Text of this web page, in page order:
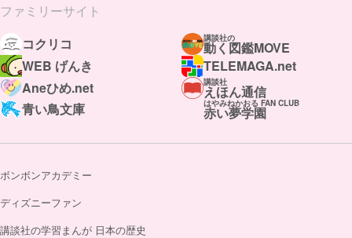
ファミリーサイト
コクリコ
講談社の
動く図鑑MOVE
WEB げんき
TELEMAGA.net
Aneひめ.net
講談社
えほん通信
青い鳥文庫
はやみねかおる FAN CLUB
赤い夢学園
ボンボンアカデミー
ディズニーファン
講談社の学習まんが 日本の歴史